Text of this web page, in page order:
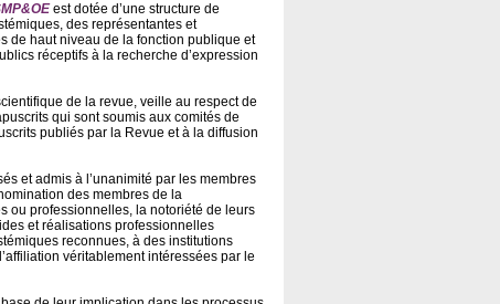
est dotée d’une structure de
des représentantes et
de haut niveau de la fonction publique et
réceptifs à la recherche d’expression
de la revue, veille au respect de
qui sont soumis aux comités de
publiés par la Revue et à la diffusion
et admis à l’unanimité par les membres
des membres de la
ou professionnelles, la notoriété de leurs
et réalisations professionnelles
reconnues, à des institutions
véritablement intéressées par le